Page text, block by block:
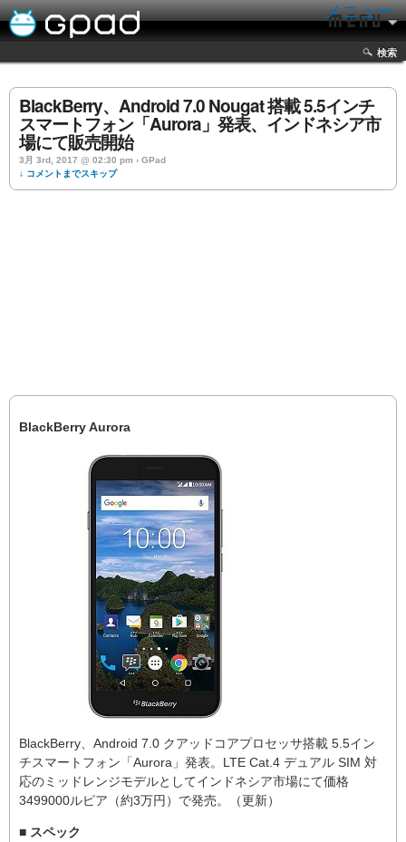
メニュー
検索
BlackBerry、Android 7.0 Nougat 搭載 5.5インチ
スマートフォン「Aurora」発表、インドネシア市
場にて販売開始
3月 3rd, 2017 @ 02:30 pm › GPad
↓ コメントまでスキップ
BlackBerry Aurora
BlackBerry、Android 7.0 クアッドコアプロセッサ搭載 5.5イン
チスマートフォン「Aurora」発表。LTE Cat.4 デュアル SIM 対
応のミッドレンジモデルとしてインドネシア市場にて価格
3499000ルピア（約3万円）で発売。（更新）
■ スペック